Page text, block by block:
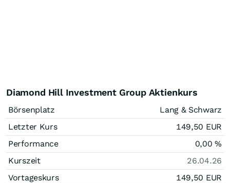
Diamond Hill Investment Group Aktienkurs
Börsenplatz
Lang & Schwarz
Letzter Kurs
149,50 EUR
Performance
0,00%
Kurszeit
26.04.26
Vortageskurs
149,50 EUR